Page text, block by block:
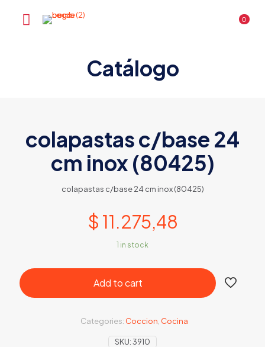
0
Catálogo
colapastas c/base 24
cm inox (80425)
colapastas c/base 24 cm inox (80425)
$ 11.275,48
1 in stock
Add to cart
SKU:3910
Categories: Coccion Cocina